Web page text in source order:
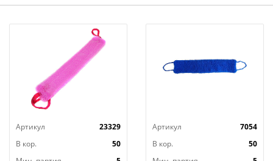
Артикул
23329
В кор.
50
Артикул
7054
В кор.
50